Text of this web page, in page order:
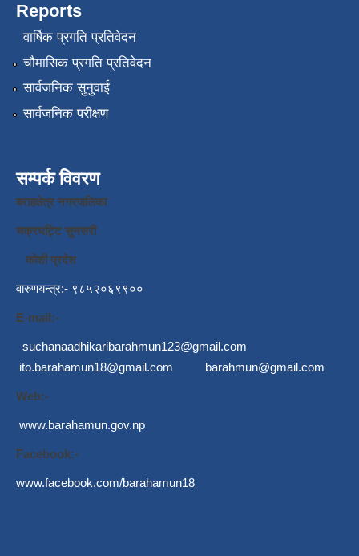
Reports
वार्षिक प्रगति प्रतिवेदन
चौमासिक प्रगति प्रतिवेदन
सार्वजनिक सुनुवाई
सार्वजनिक परीक्षण
सम्पर्क विवरण
बराहक्षेत्र नगरपालिका
चक्रघट्टि सुनसरी
कोशी प्रदेश
वारुणयन्त्र:- ९८५२०६९९००
E-mail:-
suchanaadhikaribarahmun123@gmail.com
ito.barahamun18@gmail.com
barahmun@gmail.com
Web:-
www.barahamun.gov.np
Facebook:-
www.facebook.com/barahamun18